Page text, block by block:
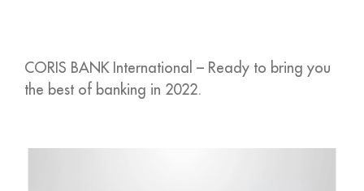
CORIS BANK International – Ready to bring you
the best of banking in 2022.